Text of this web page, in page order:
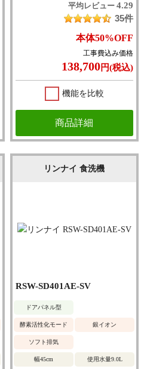
平均レビュー 4.29
35件
本体50%OFF
工事費込み価格
138,700円(税込)
機能を比較
商品詳細
リンナイ 食洗機
RSW-SD401AE-SV
ドアパネル型
酵素活性化モード 銀イオン
ソフト排気
幅45cm 使用水量9.0L